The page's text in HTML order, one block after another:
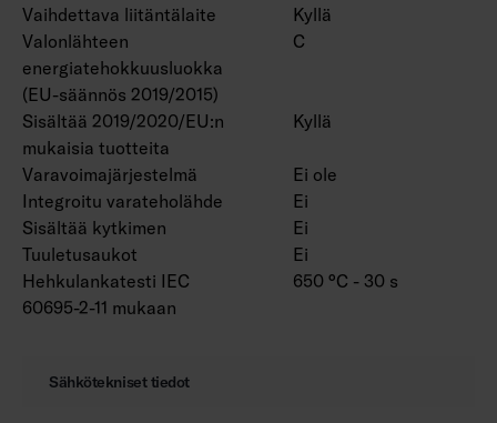
Vaihdettava liitäntälaite
Kyllä
Valonlähteen
energiatehokkuusluokka
(EU-säännös 2019/2015)
C
Sisältää 2019/2020/EU:n
mukaisia tuotteita
Kyllä
Varavoimajärjestelmä
Ei ole
Integroitu varateholähde
Ei
Sisältää kytkimen
Ei
Tuuletusaukot
Ei
Hehkulankatesti IEC
60695-2-11 mukaan
650 °C - 30 s
Sähkötekniset tiedot